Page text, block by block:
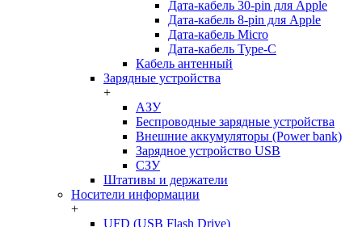
Дата-кабель 30-pin для Apple
Дата-кабель 8-pin для Apple
Дата-кабель Micro
Дата-кабель Type-C
Кабель антенный
Зарядные устройства
+
АЗУ
Беспроводные зарядные устройства
Внешние аккумуляторы (Power bank)
Зарядное устройство USB
СЗУ
Штативы и держатели
Носители информации
+
UFD (USB Flash Drive)